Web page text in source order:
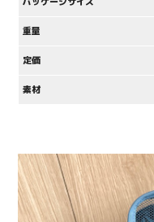
重量
定価
素材